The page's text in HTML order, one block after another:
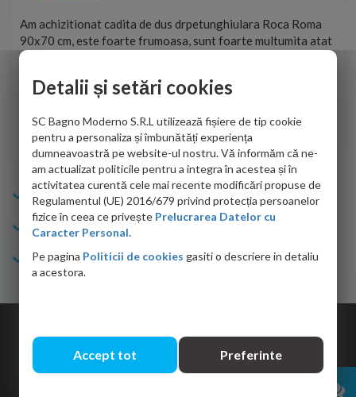
Am achizitionat cadita de dus drpetunghiulara Roca Roma
90x70 cm, este foarte frumoasa, sunt foarte multumita atat
de personalul firmei dvs. cu care am colaborat in obtinerea
adus coletul in siguranta.Numai bine, va doresc!
Sofrone Viviana -28.07.2026
Info Bagno
Cumparaturi
Suport clienti
Detalii și setări cookies
SC Bagno Moderno S.R.L utilizează fișiere de tip cookie
pentru a personaliza și îmbunătăți experiența
dumneavoastră pe website-ul nostru. Vă informăm că ne-
am actualizat politicile pentru a integra în acestea și în
activitatea curentă cele mai recente modificări propuse de
Regulamentul (UE) 2016/679 privind protecția persoanelor
fizice în ceea ce privește Prelucrarea Datelor cu
Caracter Personal.
Pe pagina Politicii de cookies gasiti o descriere in detaliu
a acestora.
Accept tot Preferinte